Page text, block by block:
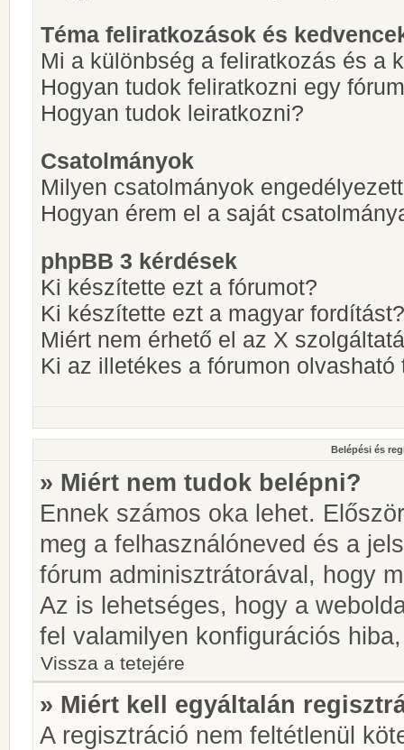
Téma feliratkozások és
Mi a különbség a feliratkozás és a
Hogyan tudok feliratkozni egy
Hogyan tudok leiratkozni?
Csatolmányok
Milyen csatolmányok
Hogyan érem el a saját
phpBB 3 kérdések
Ki készítette ezt a fórumot?
Ki készítette ezt a magyar fordítást?
Miért nem érhető el az X
Ki az illetékes a fórumon
Belépési és
» Miért nem tudok belépni?
Ennek számos oka lehet.
meg a felhasználóneved és a
fórum adminisztrátorával, hogy
Az is lehetséges, hogy a
fel valamilyen konfigurációs
Vissza a tetejére
» Miért kell egyáltalán
A regisztráció nem feltétlenül